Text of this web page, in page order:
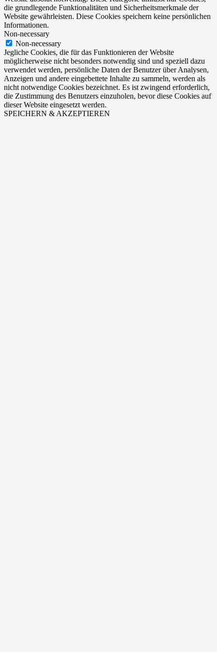
die grundlegende Funktionalitäten und Sicherheitsmerkmale der
Website gewährleisten. Diese Cookies speichern keine persönlichen
Informationen.
Non-necessary
Non-necessary
Jegliche Cookies, die für das Funktionieren der Website
möglicherweise nicht besonders notwendig sind und speziell dazu
verwendet werden, persönliche Daten der Benutzer über Analysen,
Anzeigen und andere eingebettete Inhalte zu sammeln, werden als
nicht notwendige Cookies bezeichnet. Es ist zwingend erforderlich,
die Zustimmung des Benutzers einzuholen, bevor diese Cookies auf
dieser Website eingesetzt werden.
SPEICHERN & AKZEPTIEREN